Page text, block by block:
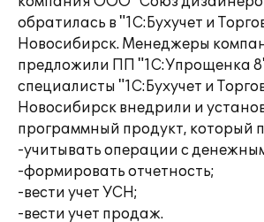
обратилась в "1С:Бухучет и
Новосибирск. Менеджеры
предложили ПП "1С:Упрощенка
специалисты "1С:Бухучет и
Новосибирск внедрили и
программный продукт, который
-учитывать операции с
-формировать отчетность;
-вести учет УСН;
-вести учет продаж.